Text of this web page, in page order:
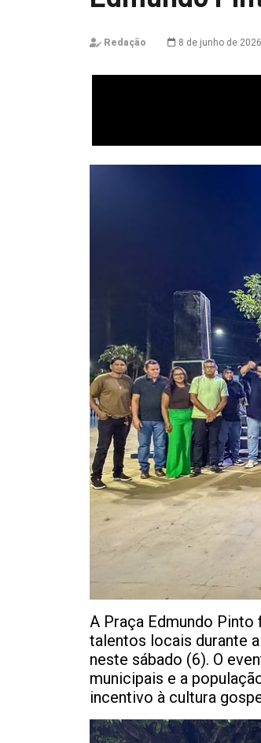
Redação 8 de junho de 2026
A Praça Edmundo
talentos locais durante
neste sábado (6). O
municipais e a
incentivo à cultura